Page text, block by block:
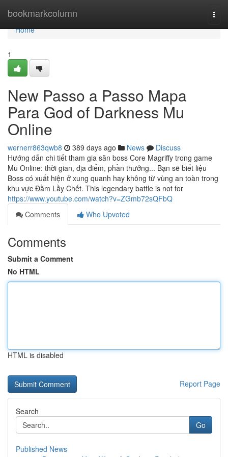
bookmarkcolumn
Home
Home
1
New Passo a Passo Mapa
Para God of Darkness Mu
Online
wernerr863qwb8 389 days ago News
Discuss
Hướng dẫn chi tiết tham gia săn boss Core Magriffy trong game
Mu Online: thời gian, địa điểm, phần thưởng... Bạn sẽ biết liệu
Boss có xuất hiện ở xung quanh hay không từ vùng an toàn trong
khu vực Đầm Lầy Chết. This legendary battle is not for
https://www.youtube.com/watch?v=ZGmb72sQFbQ
Comments
Who Upvoted
Comments
Submit a Comment
No HTML
HTML is disabled
Report Page
Search
Go
Published News